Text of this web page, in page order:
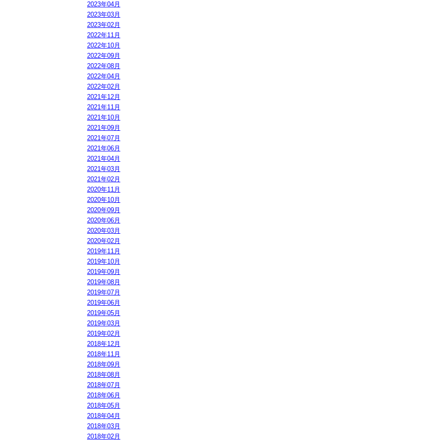
2023年04月
2023年03月
2023年02月
2022年11月
2022年10月
2022年09月
2022年08月
2022年04月
2022年02月
2021年12月
2021年11月
2021年10月
2021年09月
2021年07月
2021年06月
2021年04月
2021年03月
2021年02月
2020年11月
2020年10月
2020年09月
2020年06月
2020年03月
2020年02月
2019年11月
2019年10月
2019年09月
2019年08月
2019年07月
2019年06月
2019年05月
2019年03月
2019年02月
2018年12月
2018年11月
2018年09月
2018年08月
2018年07月
2018年06月
2018年05月
2018年04月
2018年03月
2018年02月